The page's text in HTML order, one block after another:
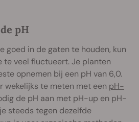
pH
goed in de gaten te houden, kun
te veel fluctueert. Je planten
opnemen bij een pH van 6,0.
wekelijks te meten met een pH-
de pH aan met pH-up en pH-
steeds tegen dezelfde